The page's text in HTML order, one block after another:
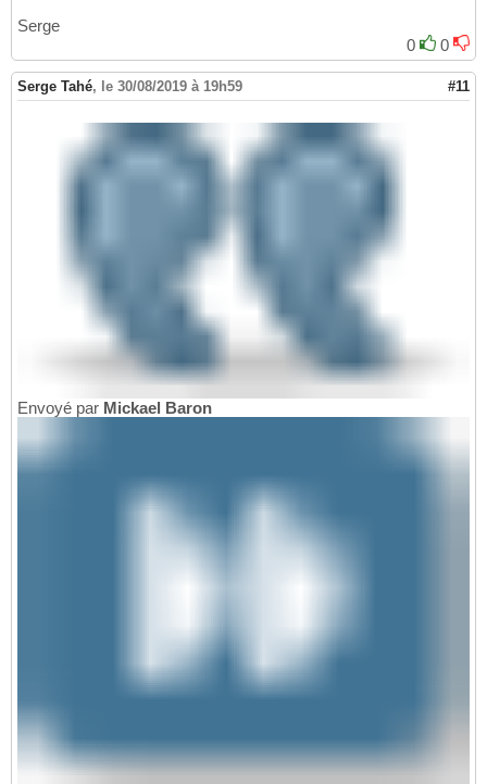
Serge
0
0
Serge Tahé, le 30/08/2019 à 19h59 #11
Envoyé par Mickael Baron